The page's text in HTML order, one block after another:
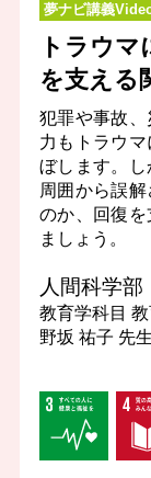
夢ナビ講義
トラウ
を支える
犯罪や事故
力もトラウ
ぼします。し
周囲から誤
のか、回復を
ましょう。
人間科学部
教育学科目
野坂 祐子 先生